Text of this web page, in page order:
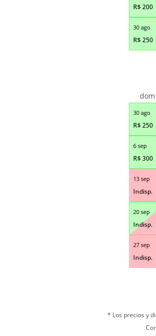
R$200
30 ago
R$250
30 ago
R$250
6 sep
R$300
13 sep
Indisp.
20 sep
Indisp.
27 sep
Indisp.
dom
* Los precios y